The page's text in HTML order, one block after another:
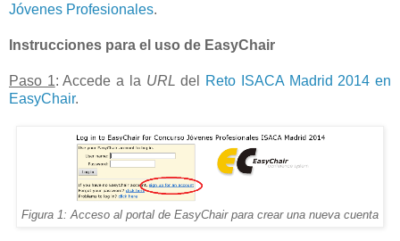
Jóvenes Profesionales.
Instrucciones para el uso de EasyChair
Paso 1: Accede a la URL del
Reto ISACA Madrid 2014 en
EasyChair.
Figura 1: Acceso al portal de EasyChair para crear una nueva cuenta